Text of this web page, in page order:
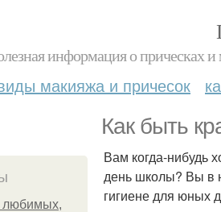
информация о прическах
макияжа и причесок
Как быть
любимых,
Вам когда-нибудь
день школы? Вы в
гигиене для юных